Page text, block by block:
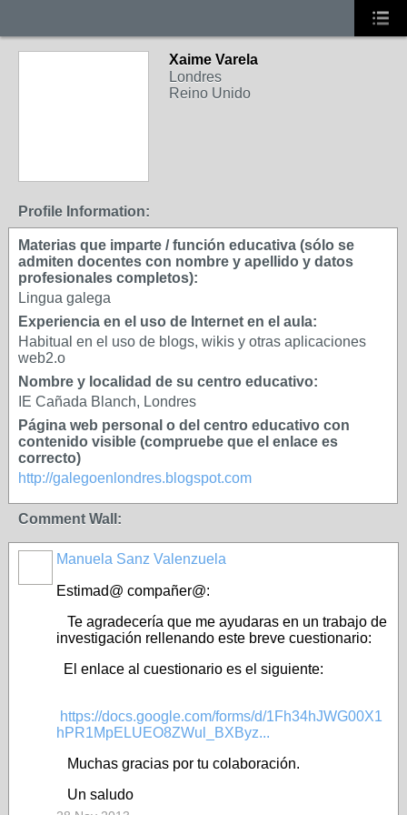
Xaime Varela
Londres
Reino Unido
Profile Information:
Materias que imparte / función educativa (sólo se
admiten docentes con nombre y apellido y datos
profesionales completos):
Lingua galega
Experiencia en el uso de Internet en el aula:
Habitual en el uso de blogs, wikis y otras aplicaciones
web2.o
Nombre y localidad de su centro educativo:
IE Cañada Blanch, Londres
Página web personal o del centro educativo con
contenido visible (compruebe que el enlace es
correcto)
http://galegoenlondres.blogspot.com
Comment Wall:
Manuela Sanz Valenzuela
Estimad@ compañer@:
Te agradecería que me ayudaras en un trabajo de
investigación rellenando este breve cuestionario:
El enlace al cuestionario es el siguiente:
https://docs.google.com/forms/d/1Fh34hJWG00X1
hPR1MpELUEO8ZWul_BXByz...
Muchas gracias por tu colaboración.
Un saludo